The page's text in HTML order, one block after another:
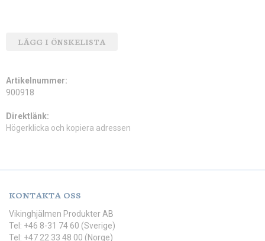
LÄGG I ÖNSKELISTA
Artikelnummer:
900918
Direktlänk:
Högerklicka och kopiera adressen
KONTAKTA OSS
Vikinghjälmen Produkter AB
Tel: +46 8-31 74 60 (Sverige)
Tel: +47 22 33 48 00 (Norge)